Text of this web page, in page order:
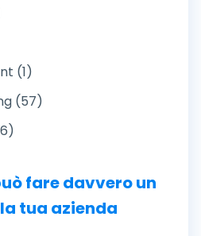
(1)
(57)
fare davvero un
la tua azienda